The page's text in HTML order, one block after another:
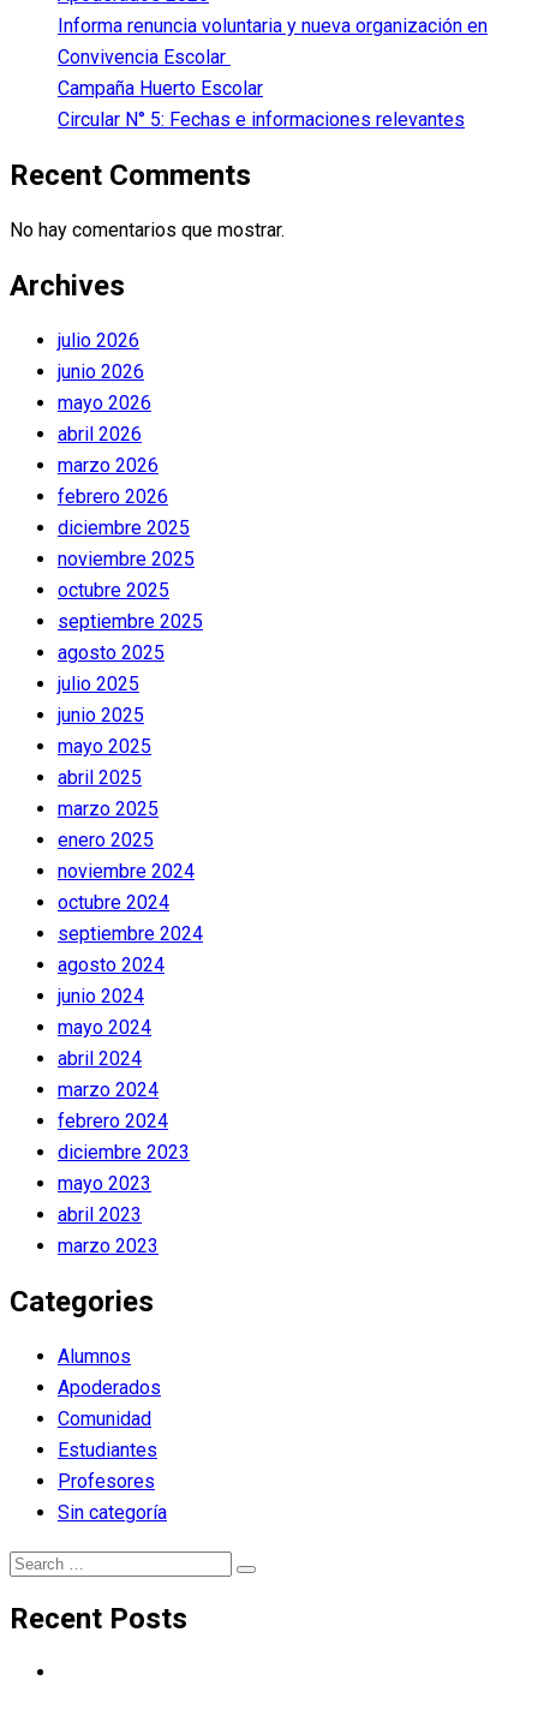
Informa renuncia voluntaria y nueva organización en
Convivencia Escolar
Campaña Huerto Escolar
Circular N° 5: Fechas e informaciones relevantes
Recent Comments
No hay comentarios que mostrar.
Archives
julio 2026
junio 2026
mayo 2026
abril 2026
marzo 2026
febrero 2026
diciembre 2025
noviembre 2025
octubre 2025
septiembre 2025
agosto 2025
julio 2025
junio 2025
mayo 2025
abril 2025
marzo 2025
enero 2025
noviembre 2024
octubre 2024
septiembre 2024
agosto 2024
junio 2024
mayo 2024
abril 2024
marzo 2024
febrero 2024
diciembre 2023
mayo 2023
abril 2023
marzo 2023
Categories
Alumnos
Apoderados
Comunidad
Estudiantes
Profesores
Sin categoría
Search
Search
Recent Posts